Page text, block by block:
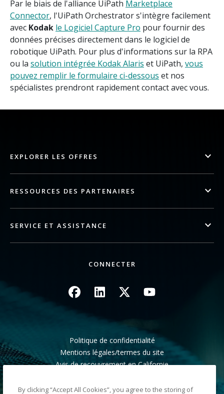
Par le biais de l'alliance UiPath Marketplace
Connector, l'UiPath Orchestrator s'intègre facilement
avec Kodak le Logiciel Capture Pro pour fournir des
données précises directement dans le logiciel de
robotique UiPath. Pour plus d'informations sur la RPA
ou la solution intégrée Kodak Alaris et UiPath, vous
pouvez remplir le formulaire ci-dessous et nos
spécialistes prendront rapidement contact avec vous.
EXPLORER LES OFFRES
RESSOURCES DES PARTENAIRES
SERVICE ET ASSISTANCE
CONNECTER
Image Image Image Image
Politique de confidentialité
Mentions légales/termes du site
Avis de recouvrement en Californie
Plan du site
By clicking “Accept All Cookies”, you agree to the storing of